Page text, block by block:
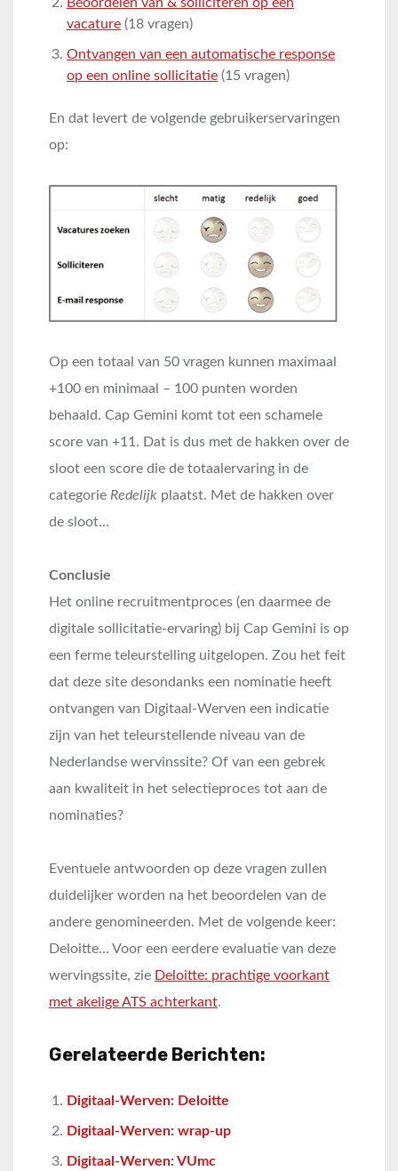
vacature (18 vragen)
Ontvangen van een automatische response
op een online sollicitatie (15 vragen)
En dat levert de volgende gebruikerservaringen
op:
Op een totaal van 50 vragen kunnen maximaal
+100 en minimaal – 100 punten worden
behaald. Cap Gemini komt tot een schamele
score van +11. Dat is dus met de hakken over de
sloot een score die de totaalervaring in de
categorie Redelijk plaatst. Met de hakken over
de sloot…
Conclusie
Het online recruitmentproces (en daarmee de
digitale sollicitatie-ervaring) bij Cap Gemini is op
een ferme teleurstelling uitgelopen. Zou het feit
dat deze site desondanks een nominatie heeft
ontvangen van Digitaal-Werven een indicatie
zijn van het teleurstellende niveau van de
Nederlandse wervinssite? Of van een gebrek
aan kwaliteit in het selectieproces tot aan de
nominaties?
Eventuele antwoorden op deze vragen zullen
duidelijker worden na het beoordelen van de
andere genomineerden. Met de volgende keer:
Deloitte… Voor een eerdere evaluatie van deze
wervingssite, zie Deloitte: prachtige voorkant
met akelige ATS achterkant.
Gerelateerde Berichten:
Digitaal-Werven: Deloitte
Digitaal-Werven: wrap-up
Digitaal-Werven: VUmc